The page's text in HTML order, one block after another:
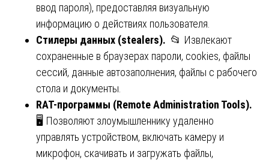
ввод пароля), предоставляя визуальную
информацию о действиях пользователя.
Стилеры данных (stealers). 📂 Извлекают
сохраненные в браузерах пароли, cookies, файлы
сессий, данные автозаполнения, файлы с рабочего
стола и документы.
RAT-программы (Remote Administration Tools).
🖥️ Позволяют злоумышленнику удаленно
управлять устройством, включать камеру и
микрофон, скачивать и загружать файлы,